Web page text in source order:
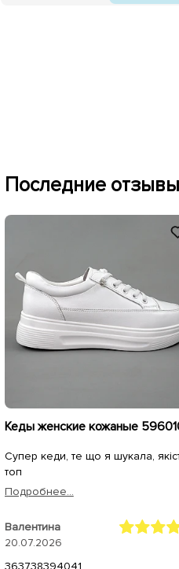
Последние
Супер кеди, те що я шукала,
топ
Подробнее...
Валентина
20.07.2026